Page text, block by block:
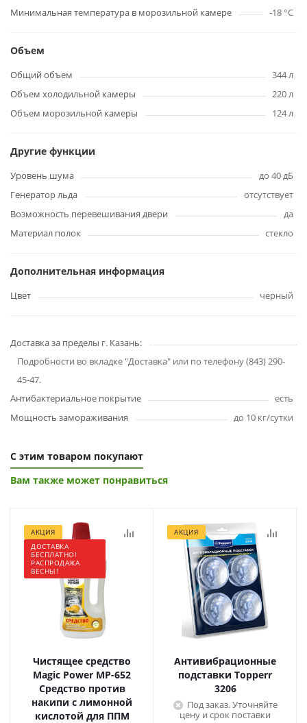
Минимальная температура в морозильной камере -18 °C
Объем
Общий объем
344 л
Объем холодильной камеры
220 л
Объем морозильной камеры
124 л
Другие функции
Уровень шума
до 40 дБ
Генератор льда
отсутствует
Возможность перевешивания двери
да
Материал полок
стекло
Дополнительная информация
Цвет черный
Доставка за пределы г. Казань:
Подробности во вкладке "Доставка" или по телефону (843) 290-
45-47.
Антибактериальное покрытие
есть
Мощность замораживания
до 10 кг/cутки
С этим товаром покупают
Вам также может понравиться
АКЦИЯ
ДОСТАВКА
БЕСПЛАТНО!
РАСПРОДАЖА
ВЕСНЫ!
Чистящее средство
Magic Power МР-652
Средство против
накипи с лимонной
кислотой для ППМ
АКЦИЯ
Антивибрационные
подставки Topperr
3206
Под заказ. Уточняйте
цену и срок поставки